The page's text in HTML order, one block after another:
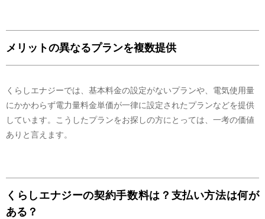
メリットの異なるプランを複数提供
くらしエナジーでは、基本料金の設定がないプランや、電気使用量
にかかわらず電力量料金単価が一律に設定されたプランなどを提供
しています。こうしたプランをお探しの方にとっては、一考の価値
ありと言えます。
くらしエナジーの契約手数料は？支払い方法は何が
ある？